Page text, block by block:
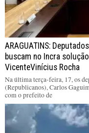
ARAGUATINS:
buscam no Incra
VicenteVinícius Rocha
Na última terça-feira, 17, os
(Republicanos), Carlos
com o prefeito de